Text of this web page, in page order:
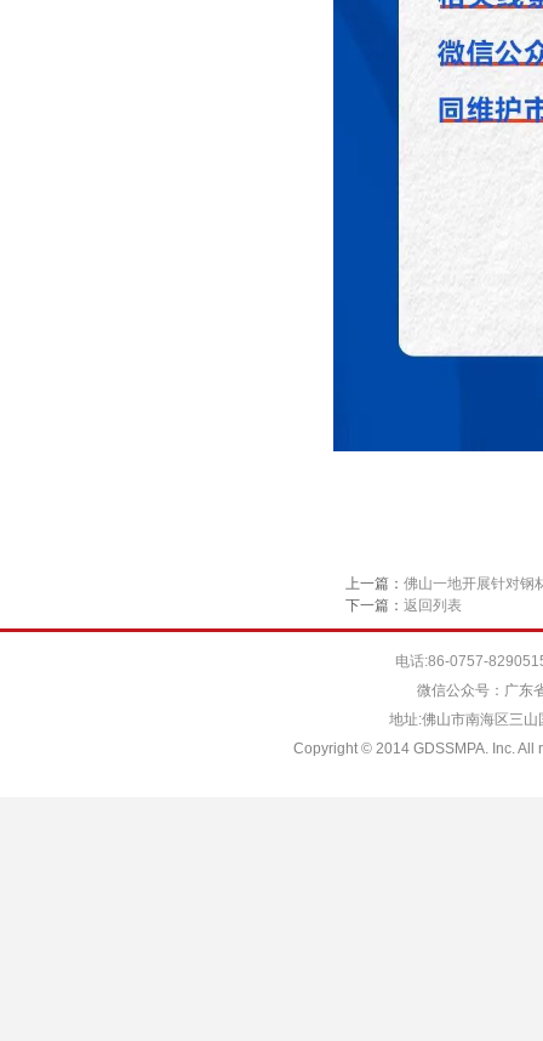
上一篇： 佛山一地开展针对钢
下一篇： 返回列表
电话:86-0757-
微信公众号：广东
地址:佛山市南海区三
Copyright © 2014 GDSSMPA. Inc. All